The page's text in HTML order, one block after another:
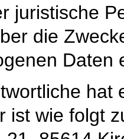
juristische
die
Daten
hat
ist wie folgt